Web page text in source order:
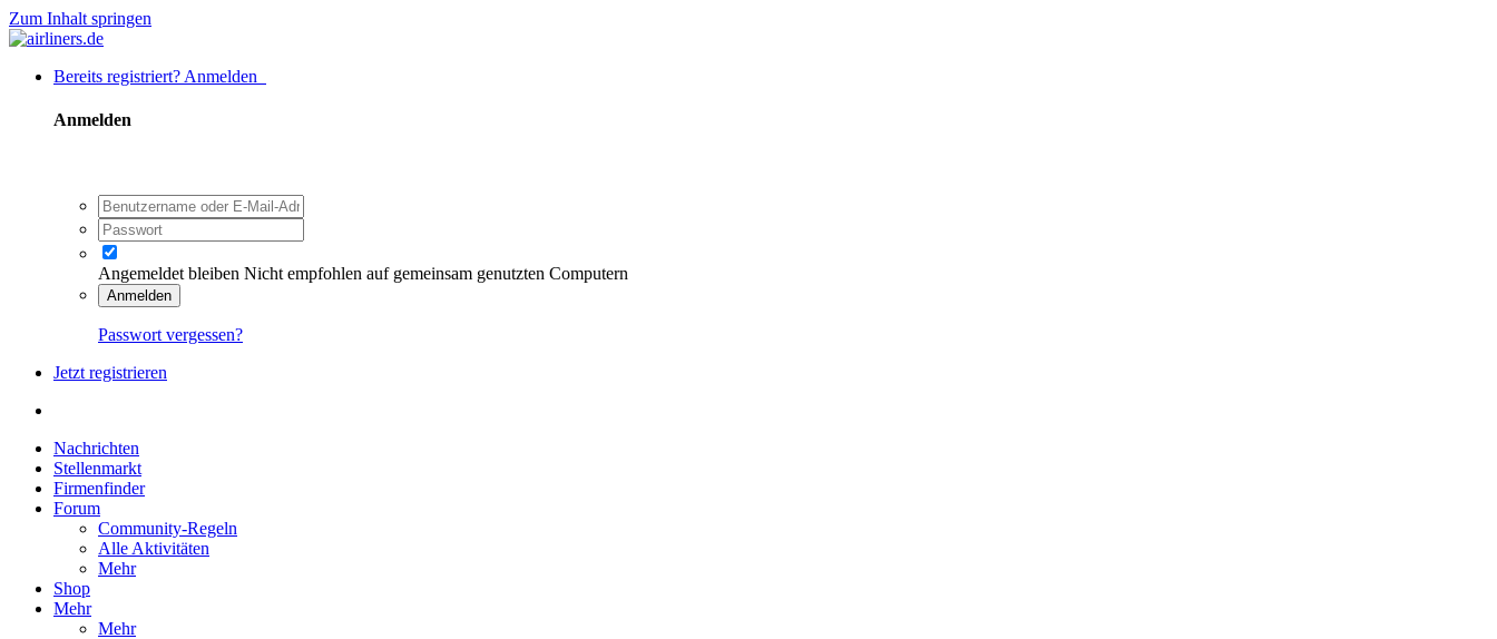
Zum Inhalt springen
Bereits registriert? Anmelden
Anmelden
Angemeldet bleiben Nicht empfohlen auf gemeinsam genutzten Computern
Anmelden
Passwort vergessen?
Jetzt registrieren
Nachrichten
Stellenmarkt
Firmenfinder
Forum
Community-Regeln
Alle Aktivitäten
Mehr
Shop
Mehr
Mehr